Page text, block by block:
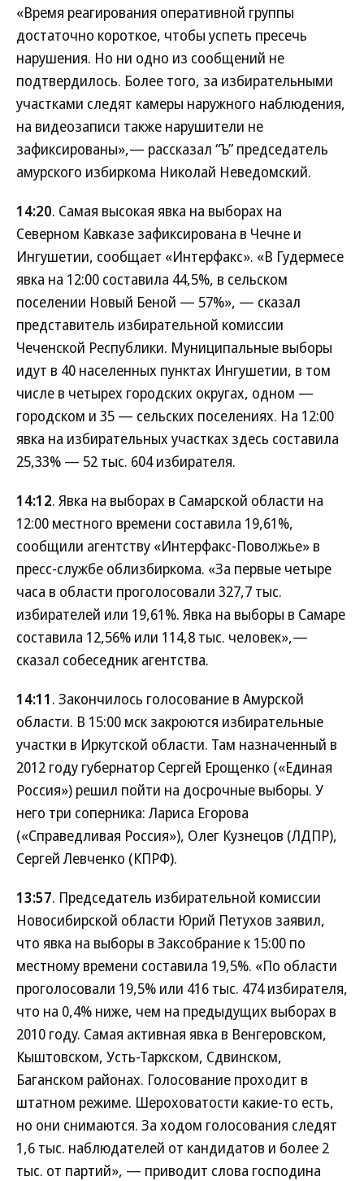
«Время реагирования оперативной группы
достаточно короткое, чтобы успеть пресечь
нарушения. Но ни одно из сообщений не
подтвердилось. Более того, за избирательными
участками следят камеры наружного наблюдения,
на видеозаписи также нарушители не
зафиксированы»,— рассказал “Ъ” председатель
амурского избиркома Николай Неведомский.
14:20. Самая высокая явка на выборах на
Северном Кавказе зафиксирована в Чечне и
Ингушетии, сообщает «Интерфакс». «В Гудермесе
явка на 12:00 составила 44,5%, в сельском
поселении Новый Беной — 57%», — сказал
представитель избирательной комиссии
Чеченской Республики. Муниципальные выборы
идут в 40 населенных пунктах Ингушетии, в том
числе в четырех городских округах, одном —
городском и 35 — сельских поселениях. На 12:00
явка на избирательных участках здесь составила
25,33% — 52 тыс. 604 избирателя.
14:12. Явка на выборах в Самарской области на
12:00 местного времени составила 19,61%,
сообщили агентству «Интерфакс-Поволжье» в
пресс-службе облизбиркома. «За первые четыре
часа в области проголосовали 327,7 тыс.
избирателей или 19,61%. Явка на выборы в Самаре
составила 12,56% или 114,8 тыс. человек»,—
сказал собеседник агентства.
14:11. Закончилось голосование в Амурской
области. В 15:00 мск закроются избирательные
участки в Иркутской области. Там назначенный в
2012 году губернатор Сергей Ерощенко («Единая
Россия») решил пойти на досрочные выборы. У
него три соперника: Лариса Егорова
(«Справедливая Россия»), Олег Кузнецов (ЛДПР),
Сергей Левченко (КПРФ).
13:57. Председатель избирательной комиссии
Новосибирской области Юрий Петухов заявил,
что явка на выборы в Заксобрание к 15:00 по
местному времени составила 19,5%. «По области
проголосовали 19,5% или 416 тыс. 474 избирателя,
что на 0,4% ниже, чем на предыдущих выборах в
2010 году. Самая активная явка в Венгеровском,
Кыштовском, Усть-Таркском, Сдвинском,
Баганском районах. Голосование проходит в
штатном режиме. Шероховатости какие-то есть,
но они снимаются. За ходом голосования следят
1,6 тыс. наблюдателей от кандидатов и более 2
тыс. от партий», — приводит слова господина